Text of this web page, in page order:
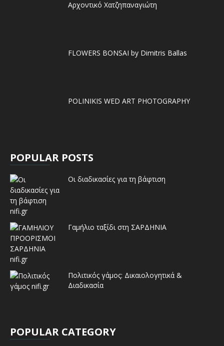
Αρχοντικό Χατζηπαναγιώτη
FLOWERS BONSAI by Dimitris Ballas
POLINIKIS WED ART PHOTOGRAPHY
POPULAR POSTS
Οι διαδικασίες για τη βάφτιση
Γαμήλιο ταξίδι στη ΣΑΡΔΗΝΙΑ
Πολιτικός γάμος: Δικαιολογητικά &
Διαδικασία
POPULAR CATEGORY